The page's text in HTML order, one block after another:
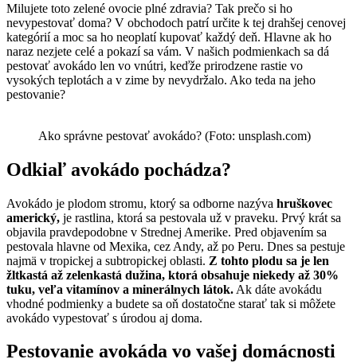
Milujete toto zelené ovocie plné zdravia? Tak prečo si ho
nevypestovať doma? V obchodoch patrí určite k tej drahšej cenovej
kategórií a moc sa ho neoplatí kupovať každý deň. Hlavne ak ho
naraz nezjete celé a pokazí sa vám. V našich podmienkach sa dá
pestovať avokádo len vo vnútri, keďže prirodzene rastie vo
vysokých teplotách a v zime by nevydržalo. Ako teda na jeho
pestovanie?
Ako správne pestovať avokádo? (Foto: unsplash.com)
Odkiaľ avokádo pochádza?
Avokádo je plodom stromu, ktorý sa odborne nazýva hruškovec
americký, je rastlina, ktorá sa pestovala už v praveku. Prvý krát sa
objavila pravdepodobne v Strednej Amerike. Pred objavením sa
pestovala hlavne od Mexika, cez Andy, až po Peru. Dnes sa pestuje
najmä v tropickej a subtropickej oblasti. Z tohto plodu sa je len
žltkastá až zelenkastá dužina, ktorá obsahuje niekedy až 30%
tuku, veľa vitamínov a minerálnych látok. Ak dáte avokádu
vhodné podmienky a budete sa oň dostatočne starať tak si môžete
avokádo vypestovať s úrodou aj doma.
Pestovanie avokáda vo vašej domácnosti